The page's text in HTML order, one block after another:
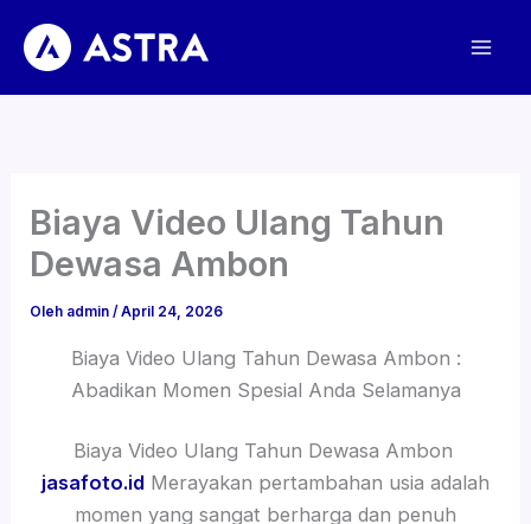
konten
Biaya Video Ulang Tahun
Dewasa Ambon
Oleh admin/April 24, 2026
Biaya Video Ulang Tahun Dewasa Ambon :
Abadikan Momen Spesial Anda Selamanya
Biaya Video Ulang Tahun Dewasa Ambon
jasafoto.id Merayakan pertambahan usia adalah
momen yang sangat berharga dan penuh